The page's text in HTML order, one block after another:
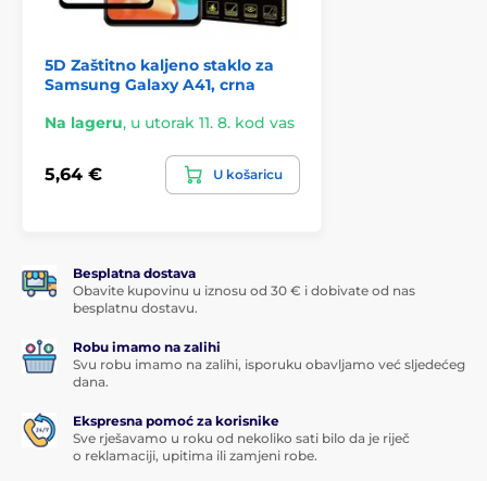
5D Zaštitno kaljeno staklo za
Samsung Galaxy A41, crna
Na lageru, u utorak 11. 8. kod vas
5,64 € U košaricu
Besplatna dostava
Obavite kupovinu u iznosu od 30 € i dobivate od nas
besplatnu dostavu.
Robu imamo na zalihi
Svu robu imamo na zalihi, isporuku obavljamo već sljedećeg
dana.
Ekspresna pomoć za korisnike
Sve rješavamo u roku od nekoliko sati bilo da je riječ
o reklamaciji, upitima ili zamjeni robe.